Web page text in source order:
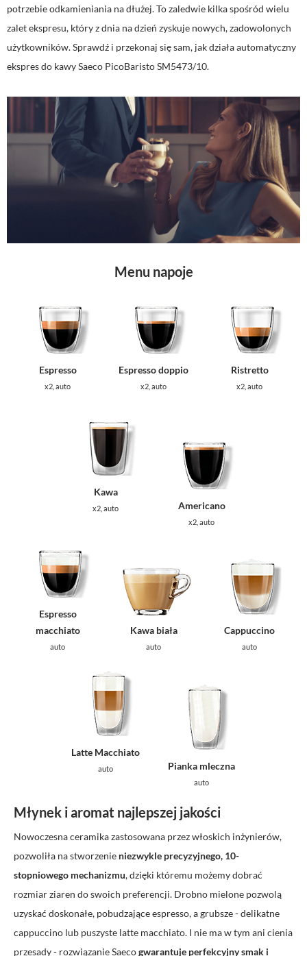
potrzebie odkamieniania na dłużej. To zaledwie kilka spośród wielu
zalet ekspresu, który z dnia na dzień zyskuje nowych, zadowolonych
użytkowników. Sprawdź i przekonaj się sam, jak działa automatyczny
ekspres do kawy Saeco PicoBaristo SM5473/10.
Menu napoje
Espresso
x2, auto
Espresso doppio
x2, auto
Ristretto
x2, auto
Kawa
x2, auto Americano
x2, auto
Espresso
macchiato
auto
Kawa biała
auto
Cappuccino
auto
Latte Macchiato
auto Pianka mleczna
auto
Młynek i aromat najlepszej jakości
Nowoczesna ceramika zastosowana przez włoskich inżynierów,
pozwoliła na stworzenie niezwykle precyzyjnego, 10-
stopniowego mechanizmu, dzięki któremu możemy dobrać
rozmiar ziaren do swoich preferencji. Drobno mielone pozwolą
uzyskać doskonałe, pobudzające espresso, a grubsze - delikatne
cappuccino lub puszyste latte macchiato. I nie ma w tym ani cienia
przesady - rozwiązanie Saecogwarantuje perfekcyjny smak i